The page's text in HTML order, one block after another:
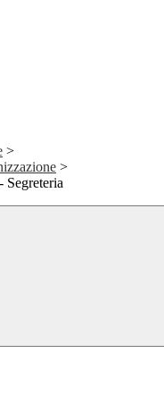
>
>
Segreteria